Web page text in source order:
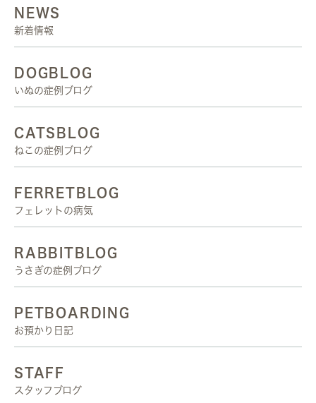
NEWS
新着情報
DOGBLOG
いぬの症例ブログ
CATSBLOG
ねこの症例ブログ
FERRETBLOG
フェレットの病気
RABBITBLOG
うさぎの症例ブログ
PETBOARDING
お預かり日記
STAFF
スタッフブログ